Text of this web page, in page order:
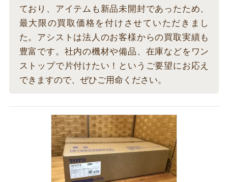
ており、アイテムも新品未開封であったため、
最大限の買取価格を付けさせていただきまし
た。アシストは法人のお客様からの買取実績も
豊富です。社内の機材や備品、在庫などをワン
ストップで片付けたい！というご要望にお応え
できますので、ぜひご用命ください。